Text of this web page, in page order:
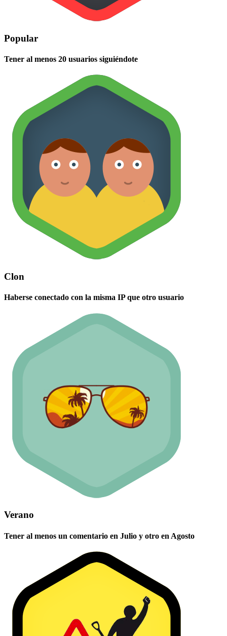
Popular
Tener al menos 20 usuarios siguiéndote
Clon
Haberse conectado con la misma IP que otro usuario
Verano
Tener al menos un comentario en Julio y otro en Agosto